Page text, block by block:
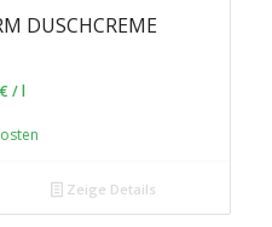
DUSCHCREME
€ /l
Zeige Details